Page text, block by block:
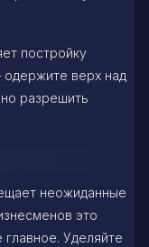
постройку
одержите верх над
разрешить
неожиданные
это
Уделяйте